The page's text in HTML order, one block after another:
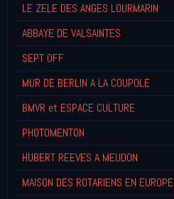
LE ZELE DES ANGES LOURMARIN
ABBAYE DE VALSAINTES
SEPT OFF
MUR DE BERLIN A LA COUPOLE
BMVR et ESPACE CULTURE
PHOTOMENTON
HUBERT REEVES A MEUDON
MAISON DES ROTARIENS EN EUROPE